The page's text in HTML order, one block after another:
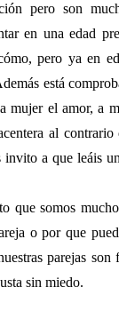
pero son
en una edad
pero ya en
está
mujer el amor, a
al
invito a que leáis
que somos
o por que
parejas
sin miedo.